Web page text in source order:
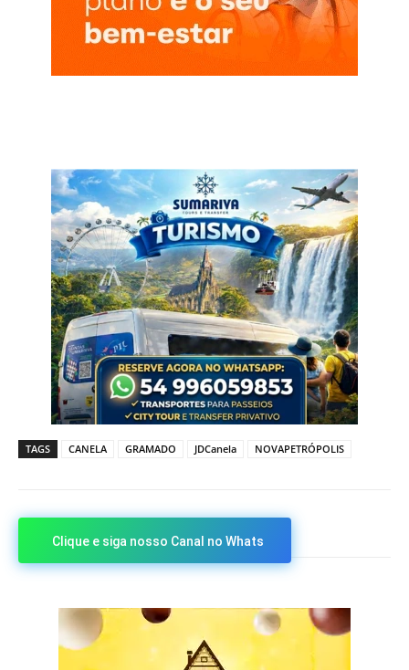
TAGS CANELA GRAMADO JDCanela NOVAPETRÓPOLIS
Clique e siga nosso Canal no Whats